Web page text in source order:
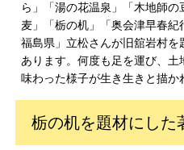
ら」「湯の花温泉」「木地師
麦」「栃の机」「奥会津早春紀
福島県」立松さんが旧舘岩村
あります。何度も足を運び、
味わった様子が生き生きと描か
栃の机を題材にした